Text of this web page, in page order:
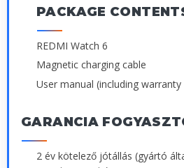
PACKAGE
REDMI Watch 6
Magnetic charging cable
User manual (including
GARANCIA
2 év kötelező jótállás (gyártó